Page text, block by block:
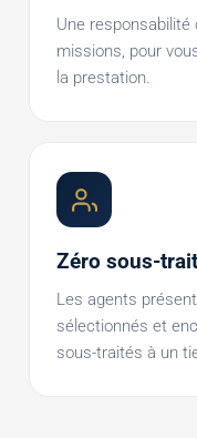
Une responsabilité
missions, pour
la prestation.
Zéro sous-
Les agents
sélectionnés et
sous-traités à un